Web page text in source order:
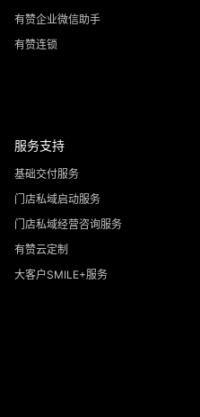
有赞企业微信助手
有赞连锁
服务支持
基础交付服务
门店私域启动服务
门店私域经营咨询服务
有赞云定制
大客户SMILE+服务